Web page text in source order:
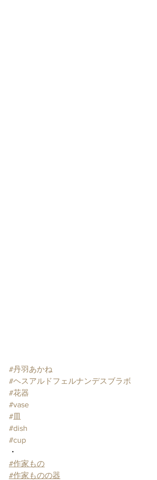
#丹羽あかね
#ヘスアルドフェルナンデスブラボ
#花器
#vase
#皿
#dish
#cup
・
#作家もの
#作家ものの器